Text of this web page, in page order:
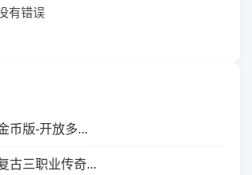
有错误
币版-开放多...
古三职业传奇...